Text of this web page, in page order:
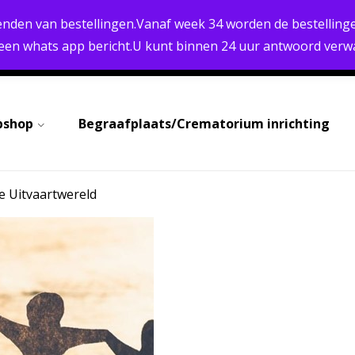
van bestellingen.Vanaf week 34 worden de
whats app bericht.U kunt binnen 24 uur antwoord
PERSOONLIJK ADVIES BREED ASSORTIMENT
SNELLE LEVERING
Begraafplaats/Crematorium inrichting
Uitvaartwereld